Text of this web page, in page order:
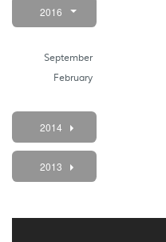
2016
September
February
2014
2013